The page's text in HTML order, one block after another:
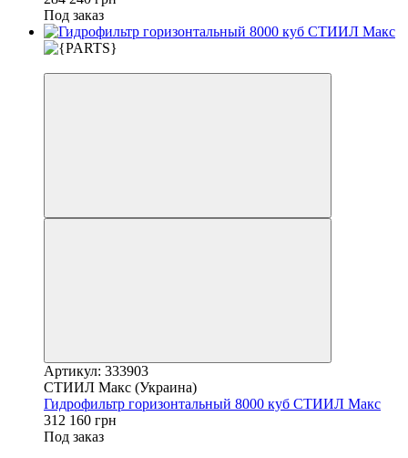
Под заказ
Артикул: 333903
СТИИЛ Макс (Украина)
Гидрофильтр горизонтальный 8000 куб СТИИЛ Макс
312 160 грн
Под заказ